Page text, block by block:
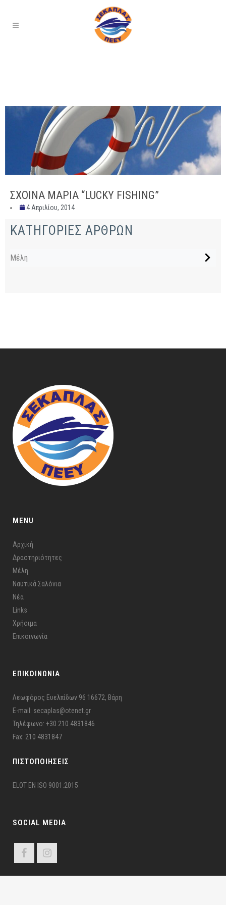
ΣΧΟΙΝΑ ΜΑΡΙΑ “LUCKY FISHING”
4 Απριλίου, 2014
ΚΑΤΗΓΟΡΙΕΣ ΑΡΘΡΩΝ
Μέλη
MENU
Αρχική
Δραστηριότητες
Μέλη
Ναυτικά Σαλόνια
Νέα
Links
Χρήσιμα
Επικοινωνία
ΕΠΙΚΟΙΝΩΝΙΑ
Λεωφόρος Ευελπίδων 96 16672, Βάρη
E-mail: secaplas@otenet.gr
Τηλέφωνο: +30 210 4831846
Fax: 210 4831847
ΠΙΣΤΟΠΟΙΉΣΕΙΣ
ELOT EN ISO 9001:2015
SOCIAL MEDIA